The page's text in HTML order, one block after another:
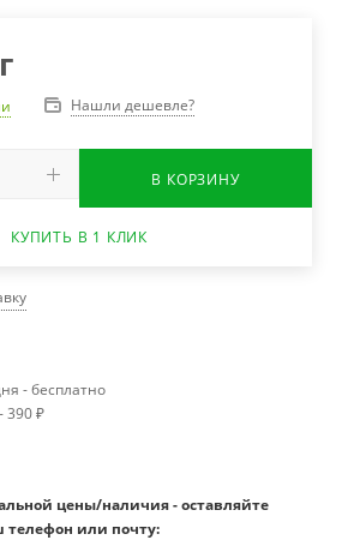
Нашли дешевле?
В КОРЗИНУ
КУПИТЬ В 1 КЛИК
- бесплатно
390 ₽
цены/наличия - оставляйте
или почту: